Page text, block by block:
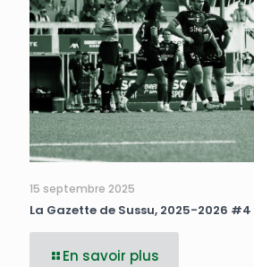
15 septembre 2025
La Gazette de Sussu, 2025-2026 #4
En savoir plus